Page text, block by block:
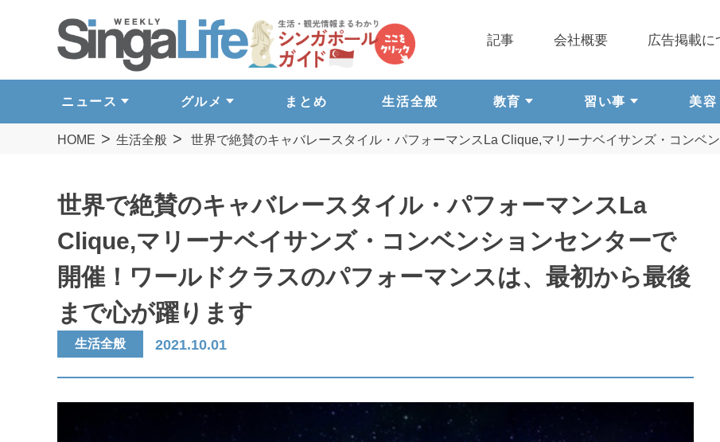
ニュース グルメ まとめ 生活全般 教育 習い事 美容
記事 会社概要 広告掲載に
HOME 生活全般 世界で絶賛のキャバレースタイル・パフォーマンスLa Clique,マリーナベイサンズ・コンベ
世界で絶賛のキャバレースタイル・パフォーマンスLa
Clique,マリーナベイサンズ・コンベンションセンターで
開催！ワールドクラスのパフォーマンスは、最初から最後
まで心が躍ります
生活全般 2021.10.01